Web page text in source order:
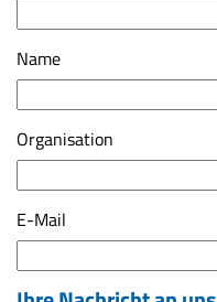
Name
Organisation
E-Mail